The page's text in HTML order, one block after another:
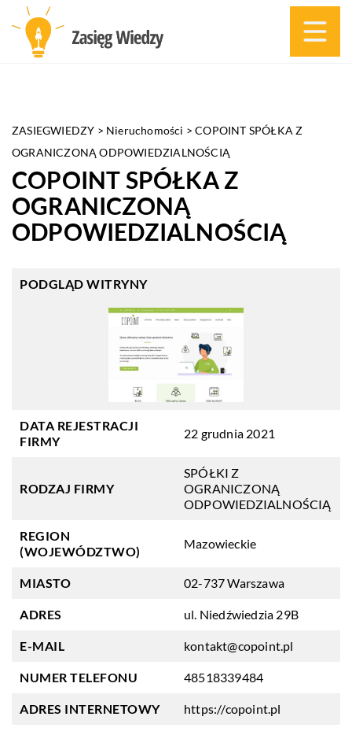
ZASIEGWIEDZY > Nieruchomości >COPOINT SPÓŁKA Z
OGRANICZONĄ ODPOWIEDZIALNOŚCIĄ
COPOINT SPÓŁKA Z
OGRANICZONĄ
ODPOWIEDZIALNOŚCIĄ
PODGLĄD WITRYNY
DATA REJESTRACJI
FIRMY
22 grudnia 2021
RODZAJ FIRMY
SPÓŁKI Z
OGRANICZONĄ
ODPOWIEDZIALNOŚCIĄ
REGION
(WOJEWÓDZTWO)
Mazowieckie
MIASTO 02-737 Warszawa
ADRES ul. Niedźwiedzia 29B
E-MAIL kontakt@copoint.pl
NUMER TELEFONU 48518339484
ADRES INTERNETOWY https://copoint.pl